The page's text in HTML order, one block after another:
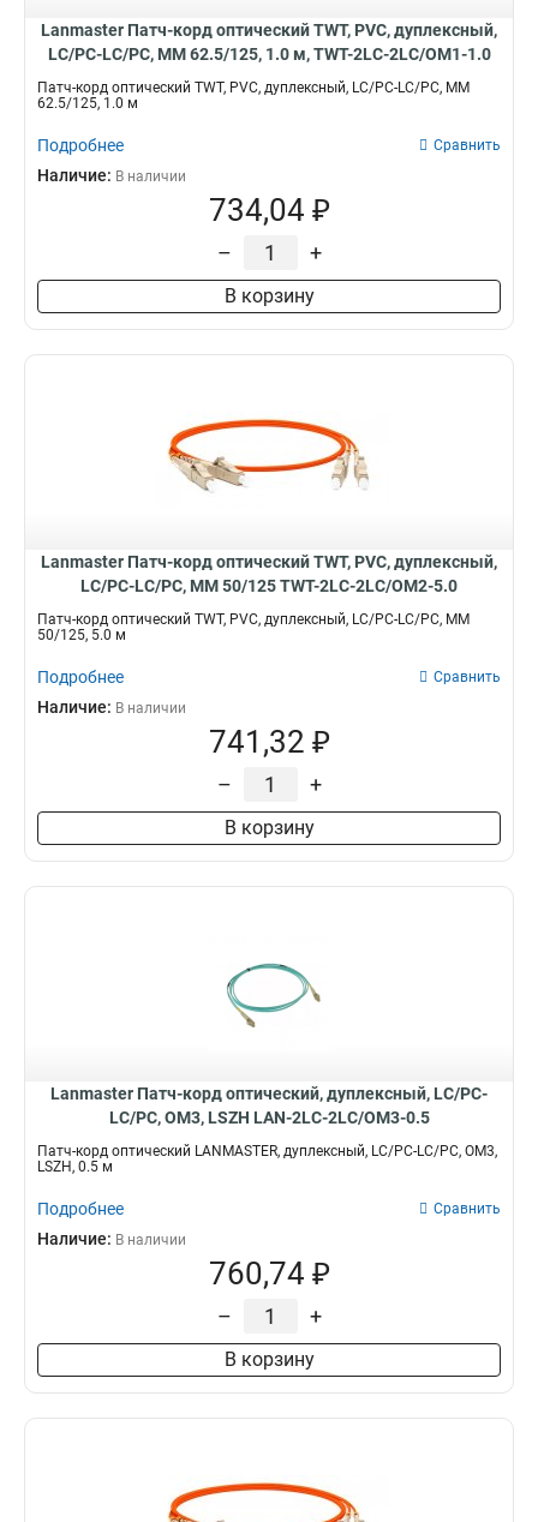
Lanmaster Патч-корд оптический TWT, PVC, дуплексный,
LC/PC-LC/PC, MM 62.5/125, 1.0 м, TWT-2LC-2LC/OM1-1.0
Патч-корд оптический TWT, PVC, дуплексный, LC/PC-LC/PC, MM
62.5/125, 1.0 м
Подробнее Сравнить
Наличие: В наличии
734,04 ₽
– +
В корзину
Lanmaster Патч-корд оптический TWT, PVC, дуплексный,
LC/PC-LC/PC, MM 50/125 TWT-2LC-2LC/OM2-5.0
Патч-корд оптический TWT, PVC, дуплексный, LC/PC-LC/PC, MM
50/125, 5.0 м
Подробнее Сравнить
Наличие: В наличии
741,32 ₽
– +
В корзину
Lanmaster Патч-корд оптический, дуплексный, LC/PC-
LC/PC, OM3, LSZH LAN-2LC-2LC/OM3-0.5
Патч-корд оптический LANMASTER, дуплексный, LC/PC-LC/PC, OM3,
LSZH, 0.5 м
Подробнее Сравнить
Наличие: В наличии
760,74 ₽
– +
В корзину